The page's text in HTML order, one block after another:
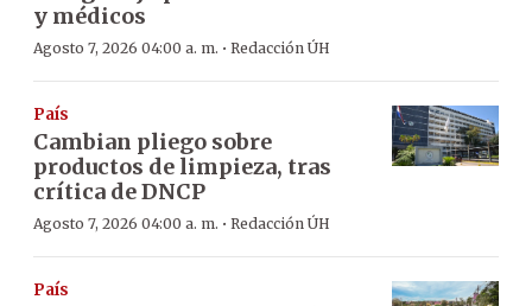
y médicos
Agosto 7, 2026 04:00 a. m. · Redacción ÚH
País
Cambian pliego sobre
productos de limpieza, tras
crítica de DNCP
Agosto 7, 2026 04:00 a. m. · Redacción ÚH
País